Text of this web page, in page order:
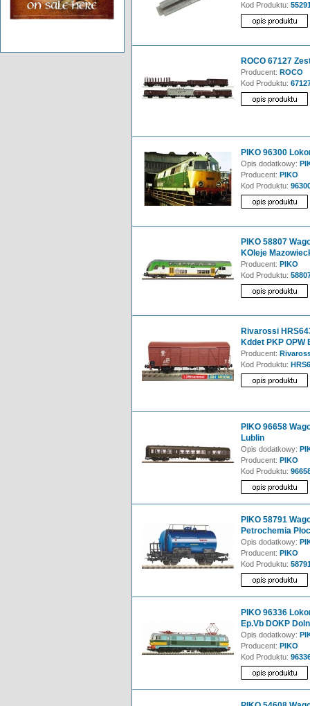
Kod Produktu:
ROCO 67127
Producent: ROCO
Kod Produktu:
PIKO 96300
Opis dodatkowy:
Producent: PIKO
Kod Produktu:
PIKO 58807
KOleje
Producent: PIKO
Kod Produktu:
Rivarossi
Kddet PKP OPW
Producent:
Kod Produktu:
PIKO 96658
Lublin
Opis dodatkowy:
Producent: PIKO
Kod Produktu:
PIKO 58791
Petrochemia
Opis dodatkowy:
Producent: PIKO
Kod Produktu:
PIKO 96336
Ep.Vb DOKP
Opis dodatkowy:
Producent: PIKO
Kod Produktu: